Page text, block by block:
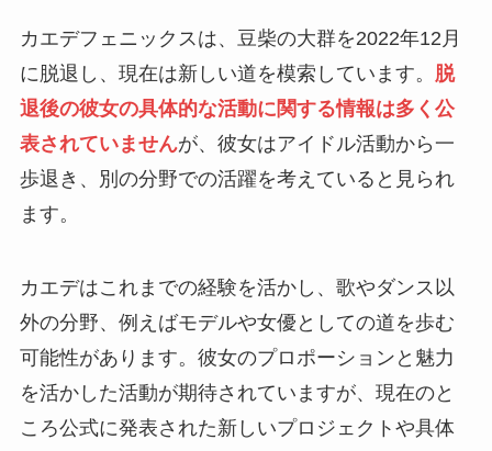
カエデフェニックスは、豆柴の大群を2022年12月
に脱退し、現在は新しい道を模索しています。 脱
退後の彼女の具体的な活動に関する情報は多く公
表されていませんが、彼女はアイドル活動から一
歩退き、別の分野での活躍を考えていると見られ
ます。
カエデはこれまでの経験を活かし、歌やダンス以
外の分野、例えばモデルや女優としての道を歩む
可能性があります。彼女のプロポーションと魅力
を活かした活動が期待されていますが、現在のと
ころ公式に発表された新しいプロジェクトや具体